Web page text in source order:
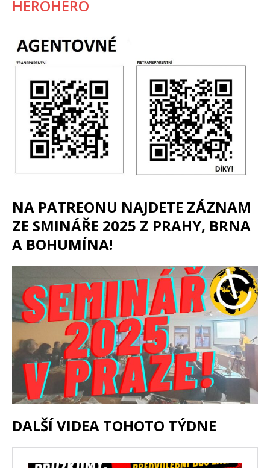
HEROHERO
NA PATREONU NAJDETE ZÁZNAM
ZE SMINÁŘE 2025 Z PRAHY, BRNA
A BOHUMÍNA!
DALŠÍ VIDEA TOHOTO TÝDNE